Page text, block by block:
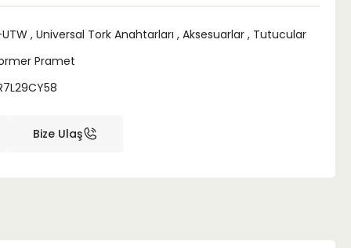
, Universal Tork Anahtarları , Aksesuarlar , Tutucular
Pramet
Bize Ulaş